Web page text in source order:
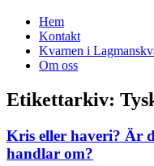
Hem
Kontakt
Kvarnen i
Om oss
Etikettarkiv:
Kris eller haveri? Är
handlar om?